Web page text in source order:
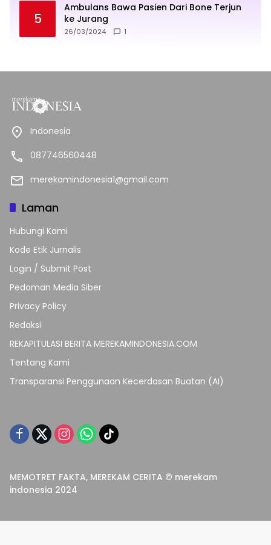
5
Ambulans Bawa Pasien Dari Bone Terjun
ke Jurang
26/03/2024 1
Indonesia
087746560448
merekamindonesia1@gmail.com
Laman
Hubungi Kami
Kode Etik Jurnalis
Login / Submit Post
Pedoman Media Siber
Privacy Policy
Redaksi
REKAPITULASI BERITA MEREKAMINDONESIA.COM
Tentang Kami
Transparansi Penggunaan Kecerdasan Buatan (AI)
MEMOTRET FAKTA, MEREKAM CERITA © merekam
indonesia 2024